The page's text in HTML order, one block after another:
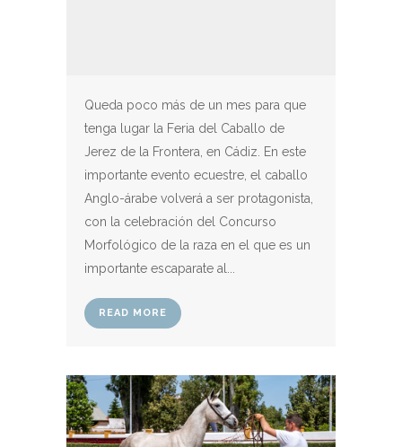
Queda poco más de un mes para que
tenga lugar la Feria del Caballo de
Jerez de la Frontera, en Cádiz. En este
importante evento ecuestre, el caballo
Anglo-árabe volverá a ser protagonista,
con la celebración del Concurso
Morfológico de la raza en el que es un
importante escaparate al...
READ MORE